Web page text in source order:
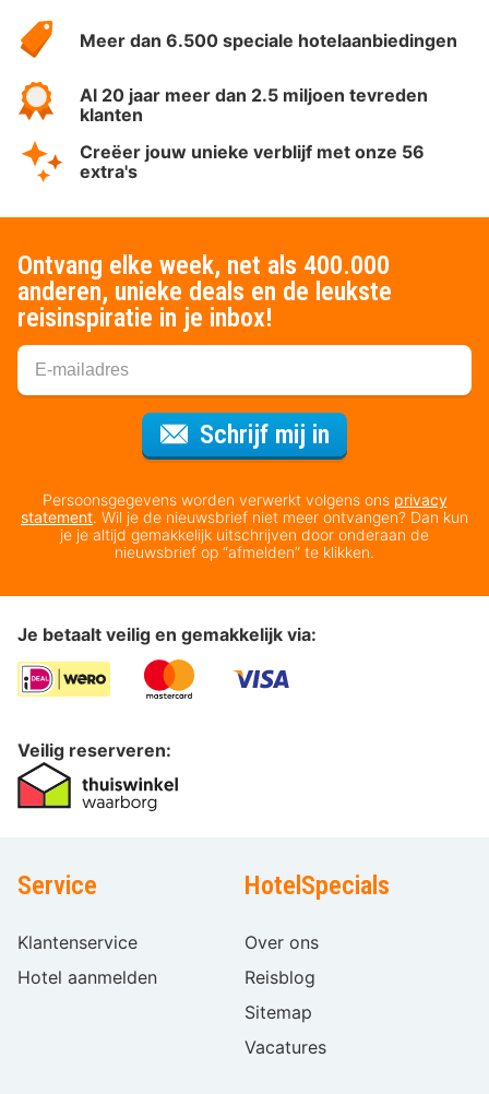
HotelSpecials
Meer dan 6.500 speciale hotelaanbiedingen
Al 20 jaar meer dan 2.5 miljoen tevreden
klanten
Creëer jouw unieke verblijf met onze 56
extra's
Ontvang elke week, net als 400.000
anderen, unieke deals en de leukste
reisinspiratie in je inbox!
Schrijf mij in
Persoonsgegevens worden verwerkt volgens ons privacy
statement. Wil je de nieuwsbrief niet meer ontvangen? Dan kun
je je altijd gemakkelijk uitschrijven door onderaan de
nieuwsbrief op “afmelden” te klikken.
Je betaalt veilig en gemakkelijk via:
Veilig reserveren:
Service
Klantenservice
Hotel aanmelden
HotelSpecials
Over ons
Reisblog
Sitemap
Vacatures